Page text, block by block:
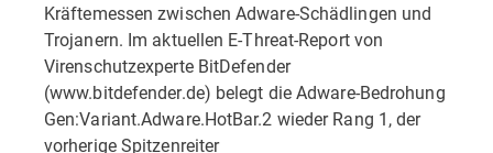
Kräftemessen zwischen Adware-Schädlingen und
Trojanern. Im aktuellen E-Threat-Report von
Virenschutzexperte BitDefender
(www.bitdefender.de) belegt die Adware-Bedrohung
Gen:Variant.Adware.HotBar.2 wieder Rang 1, der
vorherige Spitzenreiter